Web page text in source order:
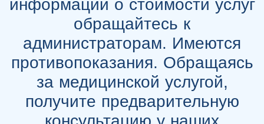
информации о стоимости услуг
обращайтесь к
администраторам. Имеются
противопоказания. Обращаясь
за медицинской услугой,
получите предварительную